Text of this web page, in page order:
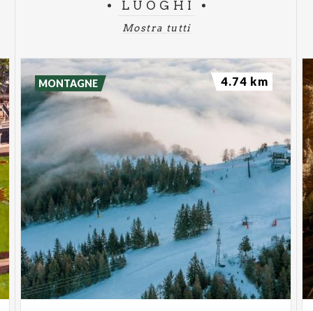
LUOGHI
Mostra tutti
MONTAGNE 4.74 km